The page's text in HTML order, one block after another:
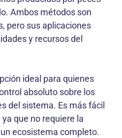
Ambos métodos son
pero sus aplicaciones
y recursos del
ideal para quienes
absoluto sobre los
del sistema. Es más fácil
que no requiere la
ecosistema completo.